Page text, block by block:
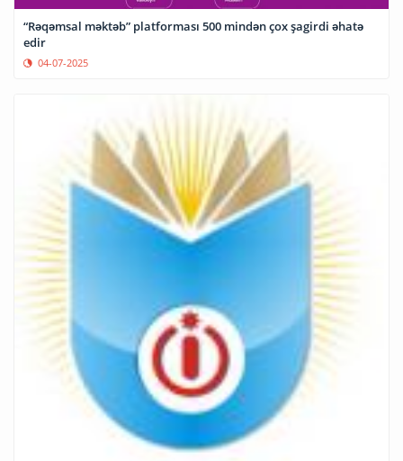
“Rəqəmsal məktəb” platforması 500 mindən çox şagirdi əhatə
edir
04-07-2025